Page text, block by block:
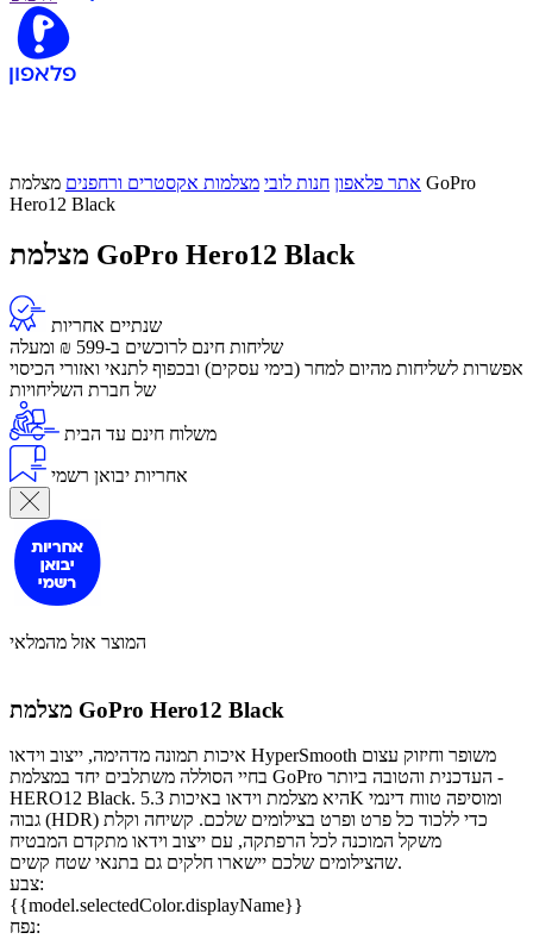
אתר פלאפון חנות לובי מצלמות אקסטרים ורחפנים מצלמת GoPro
Hero12 Black
מצלמת GoPro Hero12 Black
שנתיים אחריות
שליחות חינם לרוכשים ב-599 ₪ ומעלה
אפשרות לשליחות מהיום למחר (בימי עסקים) ובכפוף לתנאי ואזורי הכיסוי
של חברת השליחויות
משלוח חינם עד הבית
אחריות יבואן רשמי
המוצר אזל מהמלאי
מצלמת GoPro Hero12 Black
איכות תמונה מדהימה, ייצוב וידאו HyperSmooth משופר וחיזוק עצום
בחיי הסוללה משתלבים יחד במצלמת GoPro העדכנית והטובה ביותר -
HERO12 Black. היא מצלמת וידאו באיכות 5.3K ומוסיפה טווח דינמי
גבוה (HDR) כדי ללכוד כל פרט ופרט בצילומים שלכם. קשיחה וקלת
משקל המוכנה לכל הרפתקה, עם ייצוב וידאו מתקדם המבטיח
שהצילומים שלכם יישארו חלקים גם בתנאי שטח קשים.
צבע:
{{model.selectedColor.displayName}}
נפח: